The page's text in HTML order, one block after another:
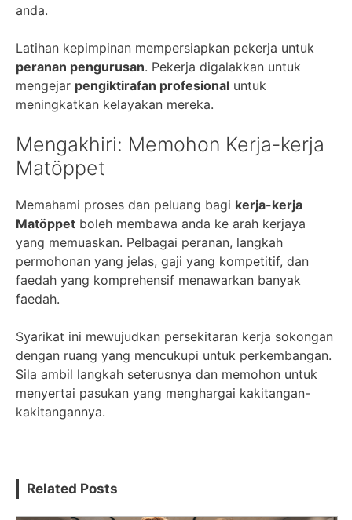
anda.
Latihan kepimpinan mempersiapkan pekerja untuk
peranan pengurusan. Pekerja digalakkan untuk
mengejar pengiktirafan profesional untuk
meningkatkan kelayakan mereka.
Mengakhiri: Memohon Kerja-kerja
Matöppet
Memahami proses dan peluang bagi kerja-kerja
Matöppet boleh membawa anda ke arah kerjaya
yang memuaskan. Pelbagai peranan, langkah
permohonan yang jelas, gaji yang kompetitif, dan
faedah yang komprehensif menawarkan banyak
faedah.
Syarikat ini mewujudkan persekitaran kerja sokongan
dengan ruang yang mencukupi untuk perkembangan.
Sila ambil langkah seterusnya dan memohon untuk
menyertai pasukan yang menghargai kakitangan-
kakitangannya.
Related Posts